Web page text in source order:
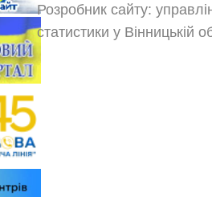
Розробник сайту:
статистики у Вінницькій